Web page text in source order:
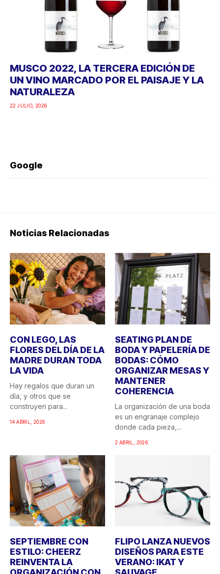
MUSCO 2022, LA TERCERA EDICIÓN DE
UN VINO MARCADO POR EL PAISAJE Y LA
NATURALEZA
22 JULIO, 2026
Google
Noticias Relacionadas
CON LEGO, LAS
FLORES DEL DÍA DE LA
MADRE DURAN TODA
LA VIDA
Hay regalos que duran un
día, y otros que se
construyen para...
14 ABRIL, 2026
SEATING PLAN DE
BODA Y PAPELERÍA DE
BODAS: CÓMO
ORGANIZAR MESAS Y
MANTENER
COHERENCIA
La organización de una boda
es un engranaje complejo
donde cada pieza,...
2 ABRIL, 2026
SEPTIEMBRE CON
ESTILO: CHEERZ
REINVENTA LA
FLIPO LANZA NUEVOS
DISEÑOS PARA ESTE
VERANO: IKAT Y